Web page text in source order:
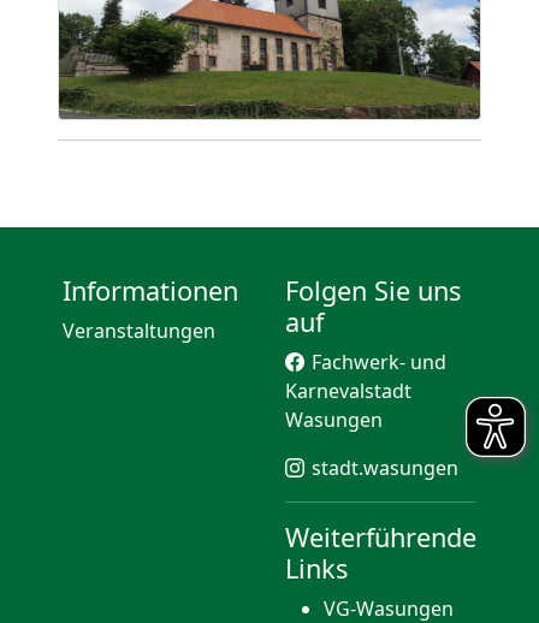
Informationen
Veranstaltungen
Folgen Sie uns
auf
Fachwerk- und
Karnevalstadt
Wasungen
stadt.wasungen
Weiterführende
Links
VG-Wasungen